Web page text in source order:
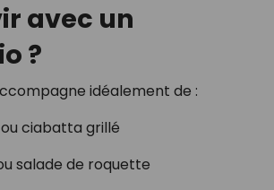
avec un
?
idéalement de :
ciabatta grillé
salade de roquette